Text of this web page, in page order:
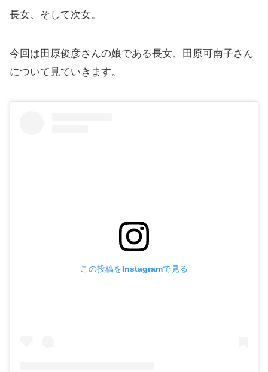
長女、そして次女。
今回は田原俊彦さんの娘である長女、田原可南子さん
について見ていきます。
この投稿をInstagramで見る